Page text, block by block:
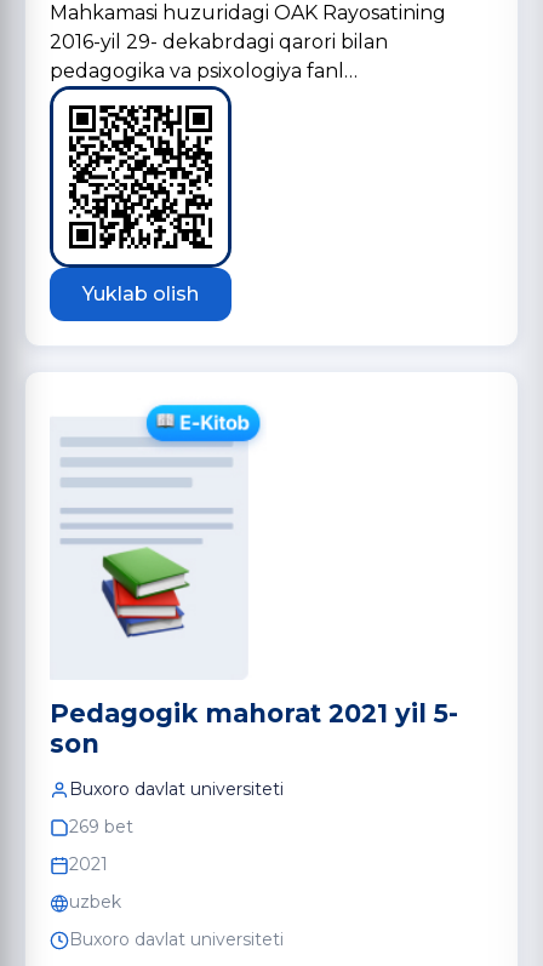
Mahkamasi huzuridagi OAK Rayosatining
2016-yil 29- dekabrdagi qarori bilan
pedagogika va psixologiya fanl…
Yuklab olish
Pedagogik mahorat 2021 yil 5-
son
Buxoro davlat universiteti
269 bet
2021
uzbek
Buxoro davlat universiteti